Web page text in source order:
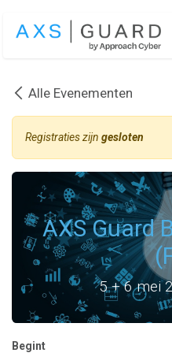
Alle Evenementen
Registraties zijn gesloten
AXS Guard
5 + 6 mei
Begint